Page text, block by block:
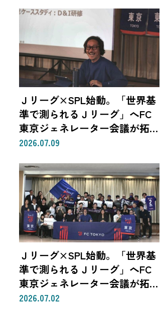
Ｊリーグ×SPL始動。「世界基
準で測られるＪリーグ」へFC
東京ジェネレーター会議が拓
く、「社会価値」を投資言語に
「いい話」を「説明できる成
果」に。クラブは「社会実装」
のハブへ—（Splat Inc. 横井良
昭）【後編】
2026.07.09
Ｊリーグ×SPL始動。「世界基
準で測られるＪリーグ」へFC
東京ジェネレーター会議が拓
く、「社会価値」を投資言語に
2026.07.02